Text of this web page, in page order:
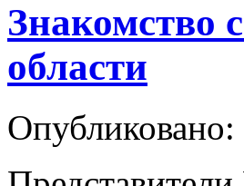
Знакомство
области